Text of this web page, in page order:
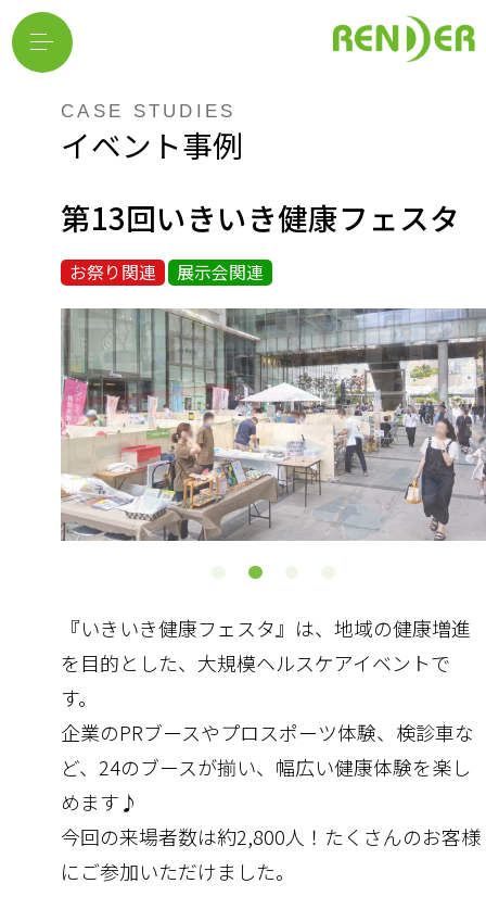
CASE STUDIES
イベント事例
第13回いきいき健康フェスタ
お祭り関連 展示会関連
『いきいき健康フェスタ』は、地域の健康増進
を目的とした、大規模ヘルスケアイベントで
す。
企業のPRブースやプロスポーツ体験、検診車な
ど、24のブースが揃い、幅広い健康体験を楽し
めます♪
今回の来場者数は約2,800人！たくさんのお客様
にご参加いただけました。